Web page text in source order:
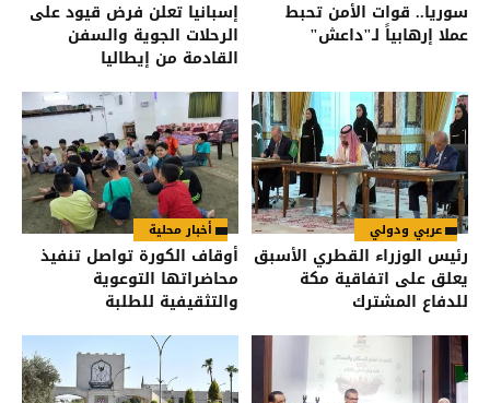
سوريا.. قوات الأمن تحبط
عملا إرهابياً لـ"داعش"
إسبانيا تعلن فرض قيود على
الرحلات الجوية والسفن
القادمة من إيطاليا
عربي ودولي
رئيس الوزراء القطري الأسبق
يعلق على اتفاقية مكة
للدفاع المشترك
أخبار محلية
أوقاف الكورة تواصل تنفيذ
محاضراتها التوعوية
والتثقيفية للطلبة